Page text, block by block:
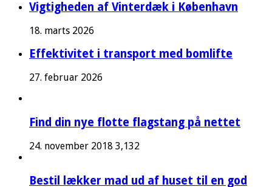
Vigtigheden af Vinterdæk i København
18. marts 2026
Effektivitet i transport med bomlifte
27. februar 2026
Find din nye flotte flagstang på nettet
24. november 2018 3,132
Bestil lækker mad ud af huset til en god